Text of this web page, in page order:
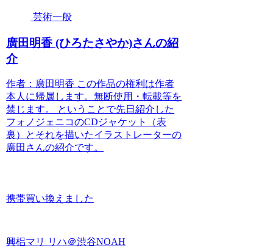
芸術一般
廣田明香 (ひろたさやか)さんの紹
介
作者：廣田明香 この作品の権利は作者
本人に帰属します。無断使用・転載等を
禁じます。 ということで先日紹介した
フォノジェニコのCDジャケット（表
裏）とそれを描いたイラストレーターの
廣田さんの紹介です。
携帯買い換えました
興梠マリ リハ＠渋谷NOAH